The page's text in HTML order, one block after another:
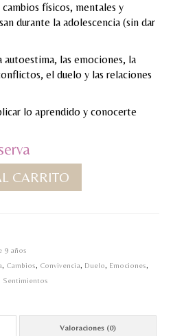
físicos, mentales y
durante la adolescencia (sin dar
las emociones, la
el duelo y las relaciones
lo aprendido y conocerte
CARRITO
9 años
Cambios Convivencia Duelo Emociones
Sentimientos
Valoraciones (0)